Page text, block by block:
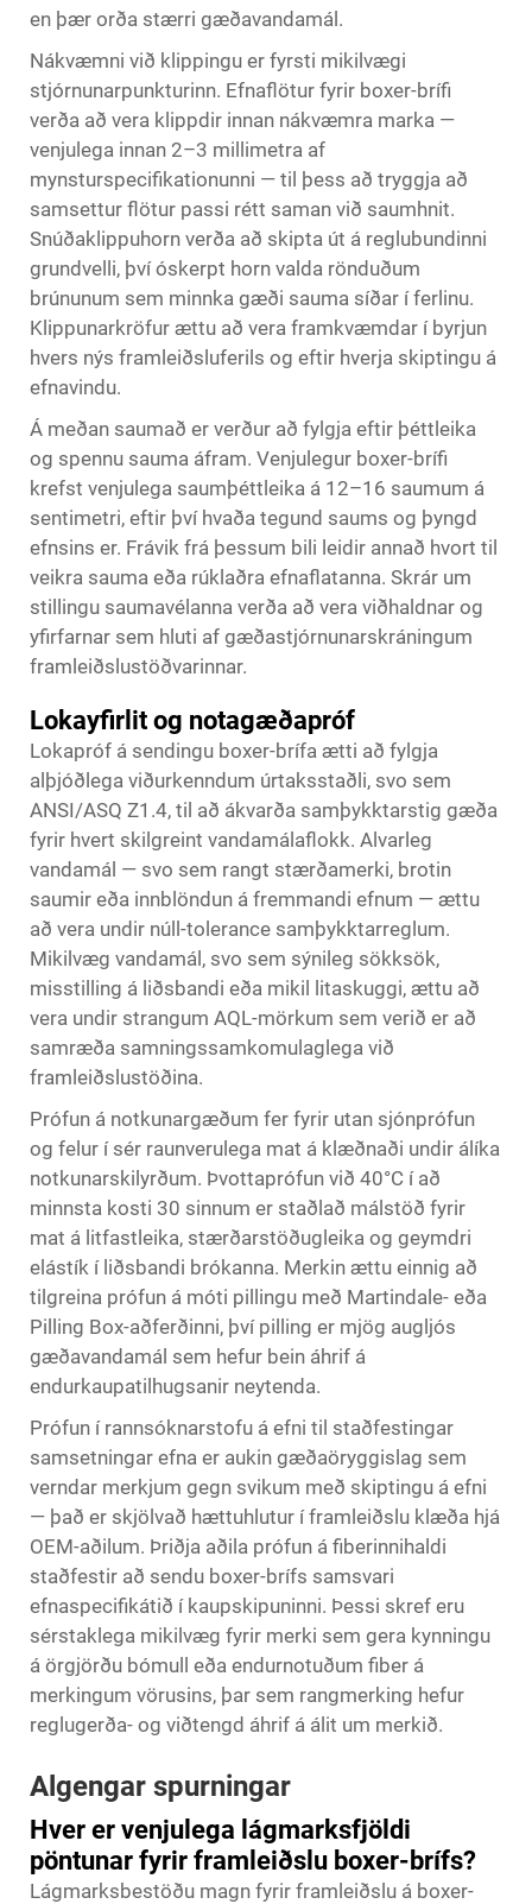
en þær orða stærri gæðavandamál.
Nákvæmni við klippingu er fyrsti mikilvægi
stjórnunarpunkturinn. Efnaflötur fyrir boxer-brífi
verða að vera klippdir innan nákvæmra marka —
venjulega innan 2–3 millimetra af
mynsturspecifikationunni — til þess að tryggja að
samsettur flötur passi rétt saman við saumhnit.
Snúðaklippuhorn verða að skipta út á reglubundinni
grundvelli, því óskerpt horn valda rönduðum
brúnunum sem minnka gæði sauma síðar í ferlinu.
Klippunarkröfur ættu að vera framkvæmdar í byrjun
hvers nýs framleiðsluferils og eftir hverja skiptingu á
efnavindu.
Á meðan saumað er verður að fylgja eftir þéttleika
og spennu sauma áfram. Venjulegur boxer-brífi
krefst venjulega saumþéttleika á 12–16 saumum á
sentimetri, eftir því hvaða tegund saums og þyngd
efnsins er. Frávik frá þessum bili leidir annað hvort til
veikra sauma eða rúklaðra efnaflatanna. Skrár um
stillingu saumavélanna verða að vera viðhaldnar og
yfirfarnar sem hluti af gæðastjórnunarskráningum
framleiðslustöðvarinnar.
Lokayfirlit og notagæðapróf
Lokapróf á sendingu boxer-brífa ætti að fylgja
alþjóðlega viðurkenndum úrtaksstaðli, svo sem
ANSI/ASQ Z1.4, til að ákvarða samþykktarstig gæða
fyrir hvert skilgreint vandamálaflokk. Alvarleg
vandamál — svo sem rangt stærðamerki, brotin
saumir eða innblöndun á fremmandi efnum — ættu
að vera undir núll-tolerance samþykktarreglum.
Mikilvæg vandamál, svo sem sýnileg sökksök,
misstilling á liðsbandi eða mikil litaskuggi, ættu að
vera undir strangum AQL-mörkum sem verið er að
samræða samningssamkomulaglega við
framleiðslustöðina.
Prófun á notkunargæðum fer fyrir utan sjónprófun
og felur í sér raunverulega mat á klæðnaði undir álíka
notkunarskilyrðum. Þvottaprófun við 40°C í að
minnsta kosti 30 sinnum er staðlað málstöð fyrir
mat á litfastleika, stærðarstöðugleika og geymdri
elástík í liðsbandi brókanna. Merkin ættu einnig að
tilgreina prófun á móti pillingu með Martindale- eða
Pilling Box-aðferðinni, því pilling er mjög augljós
gæðavandamál sem hefur bein áhrif á
endurkaupatilhugsanir neytenda.
Prófun í rannsóknarstofu á efni til staðfestingar
samsetningar efna er aukin gæðaöryggislag sem
verndar merkjum gegn svikum með skiptingu á efni
— það er skjölvað hættuhlutur í framleiðslu klæða hjá
OEM-aðilum. Þriðja aðila prófun á fiberinnihaldi
staðfestir að sendu boxer-brífs samsvari
efnaspecifikátið í kaupskipuninni. Þessi skref eru
sérstaklega mikilvæg fyrir merki sem gera kynningu
á örgjörðu bómull eða endurnotuðum fiber á
merkingum vörusins, þar sem rangmerking hefur
reglugerða- og viðtengd áhrif á álit um merkið.
Algengar spurningar
Hver er venjulega lágmarksfjöldi
pöntunar fyrir framleiðslu boxer-brífs?
Lágmarksbestöðu magn fyrir framleiðslu á boxer-